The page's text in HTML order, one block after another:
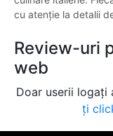
cu atenție la detalii
Review-uri
web
Doar userii logați
ți